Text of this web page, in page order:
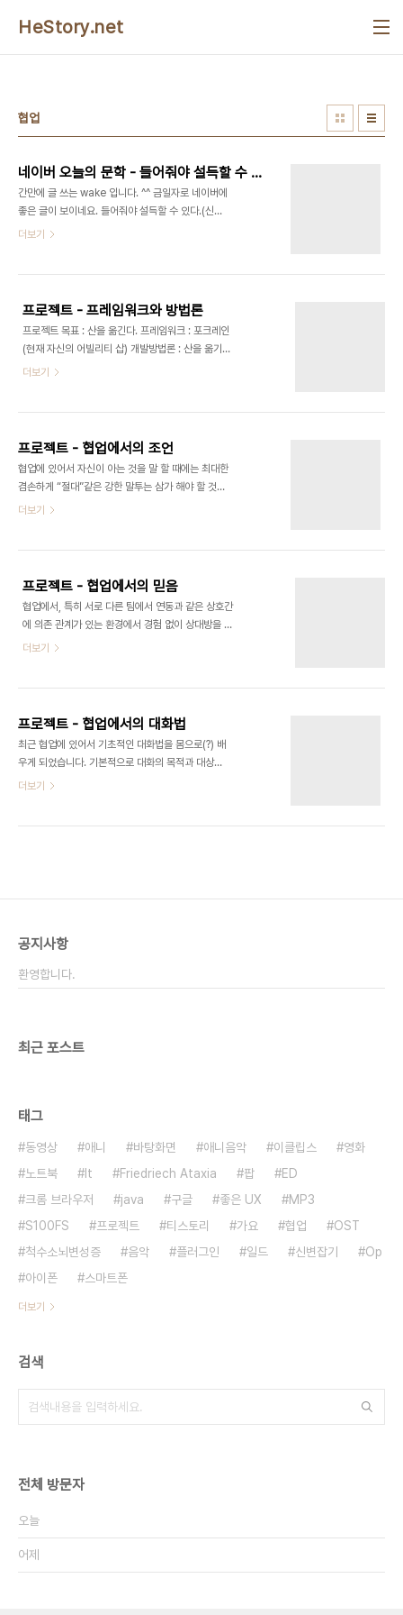
HeStory.net
협업
네이버 오늘의 문학 - 들어줘야 설득할 수 있다.(신강균)
간만에 글 쓰는 wake 입니다. ^^ 금일자로 네이버에
좋은 글이 보이네요. 들어줘야 설득할 수 있다.(신강
균) 입니다. 네이버의 네이버캐스트를 종종 보고있는
인 즉 대부분 이야기를 하는 것이 주 업무 이거나 이
야기를 하고 싶어하는 사람에게는 이야기를 들어주
는 것 이상의 설득은 없다는 것. 이유는 '이야기를 듣
는다'는 것에는 상대방을 인정하고 존중한다는 의미
가 있다는 것 이다. 이것은 '자기 존중의 욕구'를 자연
의 의견 자신의 생각이 정말 획기적이고 혹은 이 이상
더보기
프로젝트 - 프레임워크와 방법론
프로젝트 목표 : 산을 옮긴다. 프레임워크 : 포크레인
(현재 자신의 어빌리티 삽) 개발방법론 : 산을 옮기는
데 효과적인 접근 방법과 순서, 수행 스케줄 완료 : 산
는 것이다. 거기에다 산을 어떻게 옮길 것인지에 대한
방법에 대한 부분도 매우 미숙하다는 것. 중요한 것은
포크레인으로 어떻게 산을 옮기냐는 것이며 이것은
즉 포크레인의 제약조건과 가능성을 잘 살피고 산을
잘 옮기는 방법에 포크레인을 적용시키는 것이다. 그
는 능력일까? 아니면 산을 옮기는 방법일까? 산을 옮
더보기
프로젝트 - 협업에서의 조언
협업에 있어서 자신이 아는 것을 말 할 때에는 최대한
겸손하게 “절대”같은 강한 말투는 삼가 해야 할 것이
며 그렇지만 경험으로 자신을 신뢰할 수 있도록 유도
의 결과는 비참할 뿐이다. 반대로 상대방이 언제나 자
신에게 아주 쉽게 조언을 해 줄 수 있도록 만들어야
할 것이다. 조언이란 경험의 산물이다. 내가 할 수 없
는 그 사람만의 경험을 간접체험 하는 것이 조언이 아
니겠는가 조언 하나로 밤새워 일할 것을 단 몇 분만에
그러니 조언이란 정말 중요한 “자신의 발전의 거
더보기
프로젝트 - 협업에서의 믿음
협업에서, 특히 서로 다른 팀에서 연동과 같은 상호간
에 의존 관계가 있는 환경에서 경험 없이 상대방을 믿
는 다는 것은 그만큼 자신의 게으름이다. 협업에서 필
있어서는 안 된다. 그렇지 않고 약간의 친분이나 믿음
이 생겼을 때 상대방이 잘 해줄 거라고 생각하고 느슨
히 일을 진행 한다면 어디선가 실망스러운 결과가 나
오기 나름이다. 특히 서로 업무(프로젝트)가 가혹할
경우 더 심각하다. 때문에 업무를 진행함에 있어 자신
수 없다면 사람은 믿어도 일은 믿지 말아야 할 것이
더보기
프로젝트 - 협업에서의 대화법
최근 협업에 있어서 기초적인 대화법을 몸으로(?) 배
우게 되었습니다. 기본적으로 대화의 목적과 대상에
따라 아래와 같이 크게 나뉘는 것 같습니다. 이번 포
결정. PM, 이슈 보고 O X △ 현재의 복잡한 상황을
에 따라 설명한다. *흐름과 이슈 위주..
더보기
공지사항
환영합니다.
최근 포스트
태그
동영상 애니 바탕화면 애니음악 이클립스
영화
노트북
It Friedriech Ataxia 팝
ED
크롬 브라우저
java 구글 좋은 UX
MP3
S100FS
프로젝트 티스토리 가요 협업
OST
척수소뇌변성증
음악 플러그인 일드 신변잡기
Op
아이폰
스마트폰
더보기
검색
전체 방문자
오늘
어제